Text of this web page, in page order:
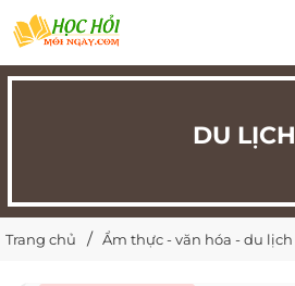
DU LỊCH
Trang chủ Ẩm thực - văn hóa - du lịch